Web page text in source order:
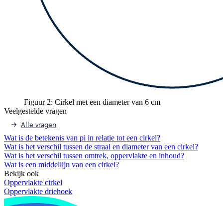
Figuur 2: Cirkel met een diameter van 6 cm
Veelgestelde vragen
Alle vragen
Wat is de betekenis van pi in relatie tot een cirkel?
Wat is het verschil tussen de straal en diameter van een cirkel?
Wat is het verschil tussen omtrek, oppervlakte en inhoud?
Wat is een middellijn van een cirkel?
Bekijk ook
Oppervlakte cirkel
Oppervlakte driehoek